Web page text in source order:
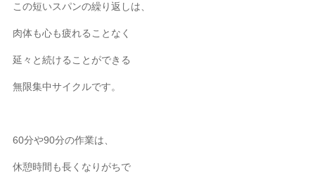
この短いスパンの繰り返しは、
肉体も心も疲れることなく
延々と続けることができる
無限集中サイクルです。
60分や90分の作業は、
休憩時間も長くなりがちで